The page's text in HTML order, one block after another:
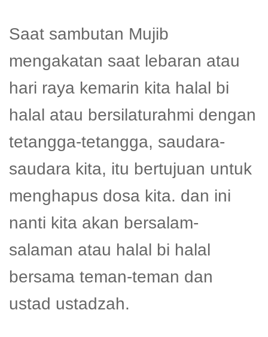
Saat sambutan Mujib
mengakatan saat lebaran atau
hari raya kemarin kita halal bi
halal atau bersilaturahmi dengan
tetangga-tetangga, saudara-
saudara kita, itu bertujuan untuk
menghapus dosa kita. dan ini
nanti kita akan bersalam-
salaman atau halal bi halal
bersama teman-teman dan
ustad ustadzah.